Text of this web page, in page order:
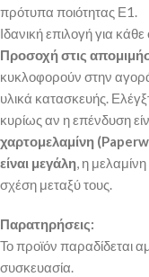
πρότυπα ποιότητας Ε1.
Ιδανική επιλογή για
Προσοχή στις
κυκλοφορούν στην
υλικά κατασκευής.
κυρίως αν η επένδυση
χαρτομελαμίνη
είναι μεγάλη, η
σχέση μεταξύ τους.
Παρατηρήσεις:
Το προϊόν παραδίδεται
συσκευασία.